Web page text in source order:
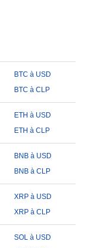
BTC à USD
BTC à CLP
ETH à USD
ETH à CLP
BNB à USD
BNB à CLP
XRP à USD
XRP à CLP
SOL à USD